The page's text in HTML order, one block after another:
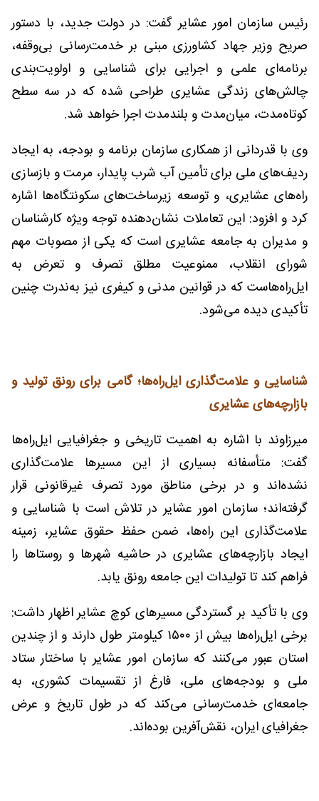
رئیس سازمان امور عشایر گفت: در دولت جدید، با دستور
صریح وزیر جهاد کشاورزی مبنی بر خدمت‌رسانی بی‌وقفه،
برنامه‌ای علمی و اجرایی برای شناسایی و اولویت‌بندی
چالش‌های زندگی عشایری طراحی شده که در سه سطح
کوتاه‌مدت، میان‌مدت و بلندمدت اجرا خواهد شد.
وی با قدردانی از همکاری سازمان برنامه و بودجه، به ایجاد
ردیف‌های ملی برای تأمین آب شرب پایدار، مرمت و بازسازی
راه‌های عشایری، و توسعه زیرساخت‌های سکونتگاه‌ها اشاره
کرد و افزود: این تعاملات نشان‌دهنده توجه ویژه کارشناسان
و مدیران به جامعه عشایری است که یکی از مصوبات مهم
شورای انقلاب، ممنوعیت مطلق تصرف و تعرض به
ایل‌راه‌هاست که در قوانین مدنی و کیفری نیز به‌ندرت چنین
تأکیدی دیده می‌شود.
شناسایی و علامت‌گذاری ایل‌راه‌ها؛ گامی برای رونق تولید و
بازارچه‌های عشایری
میرزاوند با اشاره به اهمیت تاریخی و جغرافیایی ایل‌راه‌ها
گفت: متأسفانه بسیاری از این مسیرها علامت‌گذاری
نشده‌اند و در برخی مناطق مورد تصرف غیرقانونی قرار
گرفته‌اند؛ سازمان امور عشایر در تلاش است با شناسایی و
علامت‌گذاری این راه‌ها، ضمن حفظ حقوق عشایر، زمینه
ایجاد بازارچه‌های عشایری در حاشیه شهرها و روستاها را
فراهم کند تا تولیدات این جامعه رونق یابد.
وی با تأکید بر گستردگی مسیرهای کوچ عشایر اظهار داشت:
برخی ایل‌راه‌ها بیش از ۱۵۰۰ کیلومتر طول دارند و از چندین
استان عبور می‌کنند که سازمان امور عشایر با ساختار ستاد
ملی و بودجه‌های ملی، فارغ از تقسیمات کشوری، به
جامعه‌ای خدمت‌رسانی می‌کند که در طول تاریخ و عرض
جغرافیای ایران، نقش‌آفرین بوده‌اند.